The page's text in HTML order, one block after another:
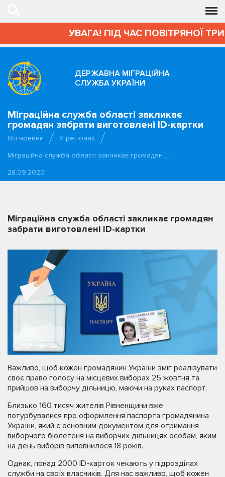
УВАГА! ПІД ЧАС ПОВІТРЯНОЇ
ДЕРЖАВНА МІГРАЦІЙНА
СЛУЖБА УКРАЇНИ
Міграційна служба області закликає
громадян забрати виготовлені ID-картки
Всі новини
У регіонах
Міграційна служба області закликає громадян …
28.09.2020
Міграційна служба області закликає громадян
забрати виготовлені ID-картки
Важливо, щоб кожен громадянин України зміг реалізувати
своє право голосу на місцевих виборах 25 жовтня та
прийшов на виборчу дільницю, маючи на руках паспорт.
Близько 160 тисяч жителів Рівненщини вже
потурбувалися про оформлення паспорта громадянина
України, який є основним документом для отримання
виборчого бюлетеня на виборчих дільницях особам, яким
на день виборів виповнилося 18 років.
Однак, понад 2000 ID-карток чекають у підрозділах
служби на своїх власників. Для нас важливо, щоб кожен